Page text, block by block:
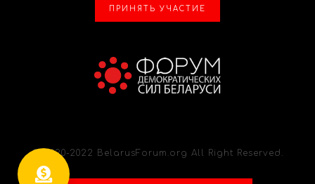
ПРИНЯТЬ УЧАСТИЕ
© 2020-2022 BelarusForum.org All Right Reserved.